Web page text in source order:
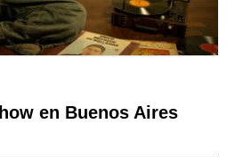
en Buenos Aires